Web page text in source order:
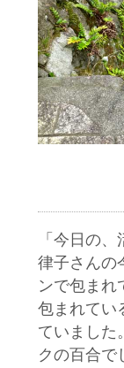
「今日の
律子さんの
ンで包まれ
包まれてい
ていました
クの百合で